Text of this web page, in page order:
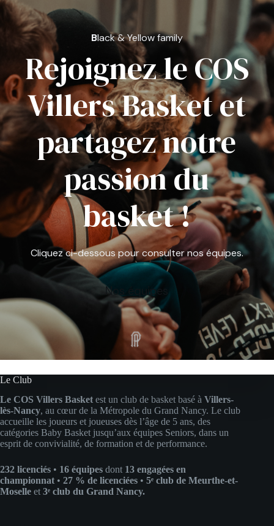
Black & Yellow family
Rejoignez le COS
Villers Basket et
partagez notre
passion du
basket !
Cliquez ci-dessous pour consulter nos équipes.
Nos équipes
Le Club
Le COS Villers Basket est un club de basket basé à Villers-
lès-Nancy, au cœur de la Métropole du Grand Nancy. Le club
accueille les joueurs et joueuses dès l’âge de 5 ans, des
catégories Baby Basket jusqu’aux équipes Seniors, dans un
esprit de convivialité, de formation et de performance.
232 licenciés • 16 équipes dont 13 engagées en
championnat • 27 % de licenciées • 5ᵉ club de Meurthe-et-
Moselle et3ᵉ club du Grand Nancy.